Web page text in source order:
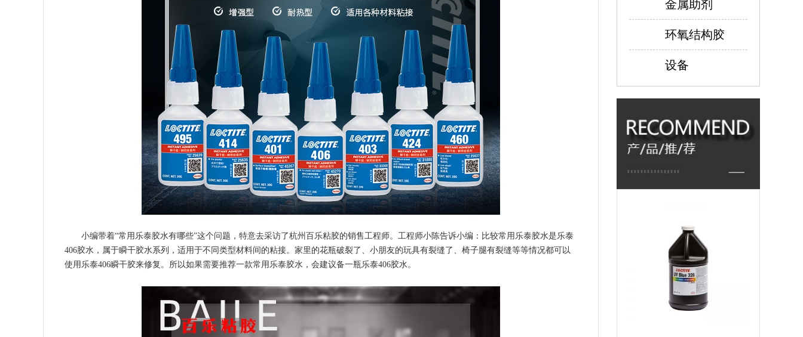
小编带着“常用乐泰胶水有哪些”这个问题，特意去采访了杭州百乐粘胶的销售工程师。工程师小陈告诉小编：比较常用乐泰胶水是乐泰
406胶水，属于瞬干胶水系列，适用于不同类型材料间的粘接。家里的花瓶破裂了、小朋友的玩具有裂缝了、椅子腿有裂缝等等情况都可以
使用乐泰406瞬干胶来修复。所以如果需要推荐一款常用乐泰胶水，会建议备一瓶乐泰406胶水。
金属助剂
环氧结构胶
设备